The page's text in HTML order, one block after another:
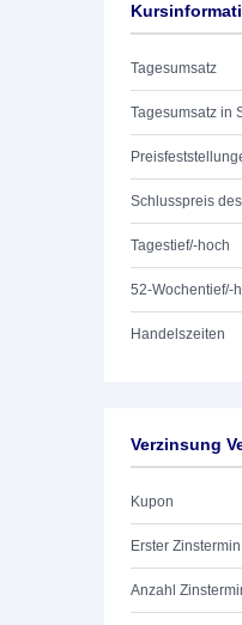
Tagesumsatz
Tagesumsatz in
Schlusspreis
Tagestief/-hoch
52-Wochentief/-
Handelszeiten
Verzinsung
Kupon
Erster Zinstermin
Anzahl